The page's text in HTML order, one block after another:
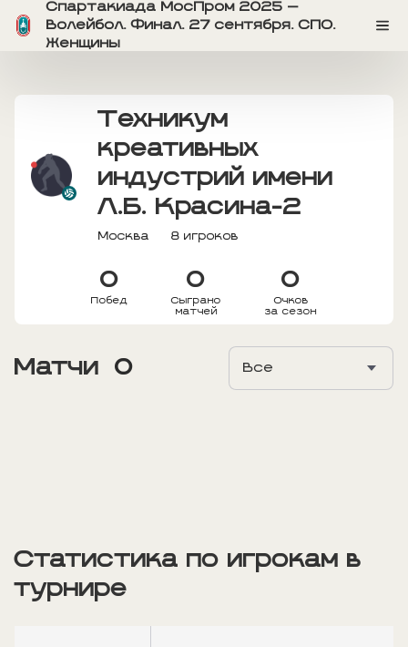
Спартакиада МосПром 2025 —
Волейбол. Финал. 27 сентября. СПО.
Женщины
Техникум
креативных
индустрий имени
Л.Б. Красина-2
Москва 8 игроков
0
Побед
0
Сыграно
матчей
0
Очков
за сезон
Матчи 0 Все
Статистика по игрокам в
турнире